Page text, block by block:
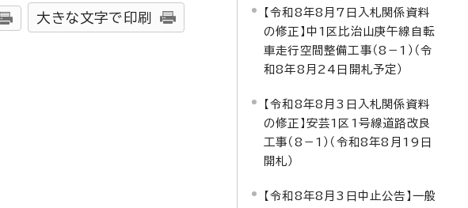
大きな文字で印刷
【令和8年8月7日入札関係資料
の修正】中1区比治山庚午線自転
車走行空間整備工事（8－1）（令
和8年8月24日開札予定）
【令和8年8月3日入札関係資料
の修正】安芸1区1号線道路改良
工事（8－1）（令和8年8月19日
開札）
【令和8年8月3日中止公告】一般